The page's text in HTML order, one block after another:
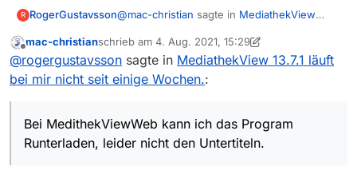
im Osten. Meldung: fehlerhaft
Ich finde keine Datei mediathekview.log.
Sehe Screenshot.
R RogerGustavsson@mac-christian sagte in MediathekView
Datei mediathekview.log
mac-christianschrieb am 4. Aug. 2021, 15:29
zuletzt editiert von mac-christian
@rogergustavsson sagte in MediathekView 13.7.1 läuft
bei mir nicht seit einige Wochen.:
Bei MedithekViewWeb kann ich das Program
Runterladen, leider nicht den Untertiteln.